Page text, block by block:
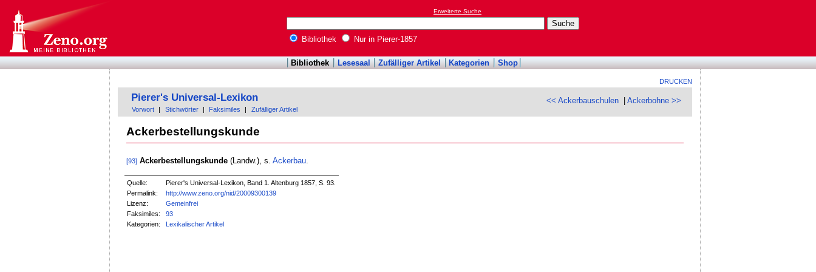
Erweiterte Suche
Bibliothek Nur in Pierer-1857
Bibliothek Lesesaal Zufälliger Artikel Kategorien Shop
DRUCKEN
<< Ackerbauschulen |Ackerbohne >>
Pierer's Universal-Lexikon
Vorwort Stichwörter Faksimiles Zufälliger Artikel
Ackerbestellungskunde
[93] Ackerbestellungskunde(Landw.), s. Ackerbau.
Quelle:
Pierer's Universal-Lexikon, Band 1. Altenburg 1857, S. 93.
Permalink:
http://www.zeno.org/nid/20009300139
Lizenz:
Gemeinfrei
Faksimiles:
93
Kategorien:
Lexikalischer Artikel